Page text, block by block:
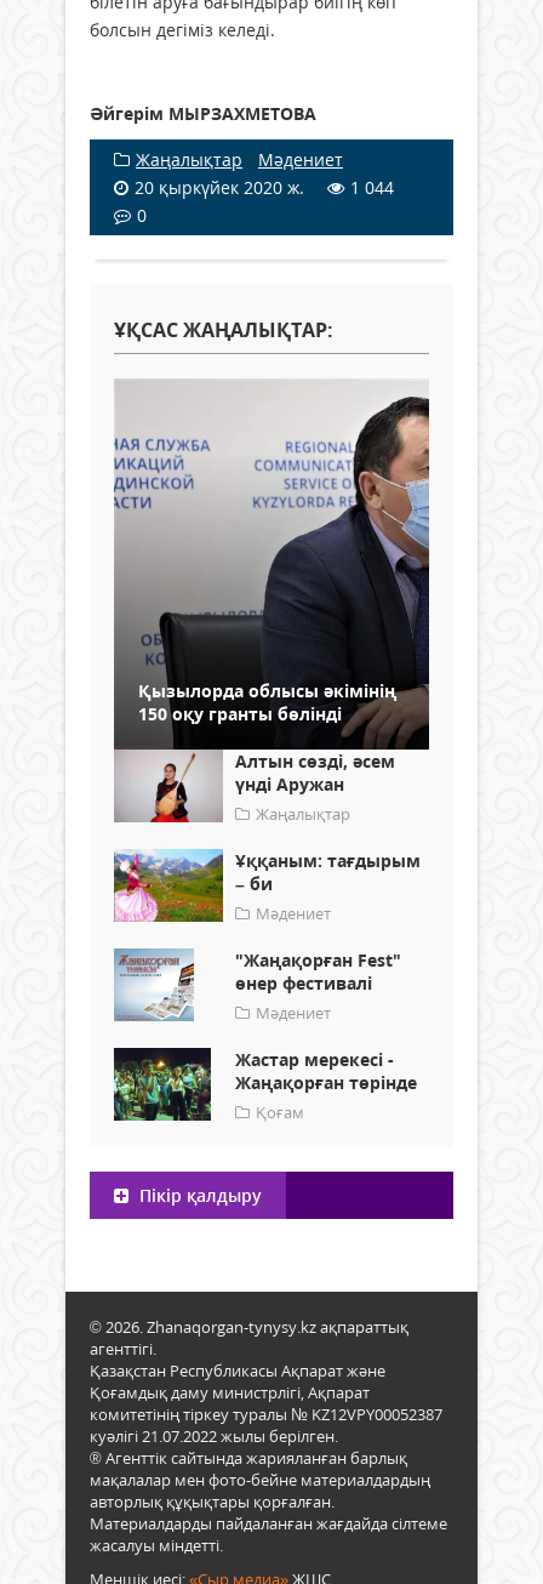
болсын дегіміз келеді.
Әйгерім МЫРЗАХМЕТОВА
Жаңалықтар / Мәдениет
20 қыркүйек 2020 ж.
1 044
0
ҰҚСАС ЖАҢАЛЫҚТАР:
Қызылорда облысы әкімінің
150 оқу гранты бөлінді
Алтын сөзді, әсем
үнді Аружан
Жаңалықтар
Ұққаным: тағдырым
– би
Мәдениет
"Жаңақорған Fest"
өнер фестивалі
Мәдениет
Жастар мерекесі -
Жаңақорған төрінде
Қоғам
Пікір қалдыру
© 2026. Zhanaqorgan-tynysy.kz ақпараттық
агенттігі.
Қазақстан Республикасы Ақпарат және
Қоғамдық даму министрлігі, Ақпарат
комитетінің тіркеу туралы № KZ12VPY00052387
куәлігі 21.07.2022 жылы берілген.
® Агенттік сайтында жарияланған барлық
мақалалар мен фото-бейне материалдардың
авторлық құқықтары қорғалған.
Материалдарды пайдаланған жағдайда сілтеме
жасалуы міндетті.
Меншік иесі:«Сыр медиа»ЖШС.